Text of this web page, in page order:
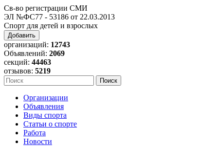
Св-во регистрации СМИ
ЭЛ №ФС77 - 53186 от 22.03.2013
Спорт для детей и взрослых
Добавить
организаций: 12743
Объявлений: 2069
секций: 44463
отзывов: 5219
Организации
Объявления
Виды спорта
Статьи о спорте
Работа
Новости